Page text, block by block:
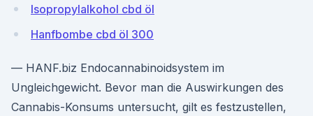
Isopropylalkohol cbd öl
Hanfbombe cbd öl 300
— HANF.biz Endocannabinoidsystem im
Ungleichgewicht. Bevor man die Auswirkungen des
Cannabis-Konsums untersucht, gilt es festzustellen,